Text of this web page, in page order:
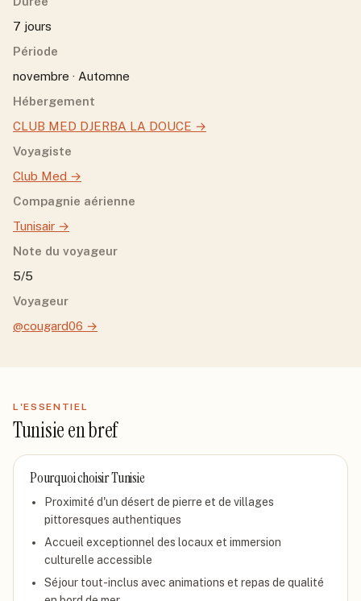
7 jours
Période
novembre · Automne
Hébergement
CLUB MED DJERBA LA DOUCE →
Voyagiste
Club Med →
Compagnie aérienne
Tunisair →
Note du voyageur
5/5
Voyageur
@cougard06 →
L'ESSENTIEL
Tunisieen bref
Pourquoi choisirTunisie
Proximité d'un désert de pierre et de villages
pittoresques authentiques
Accueil exceptionnel des locaux et immersion
culturelle accessible
Séjour tout-inclus avec animations et repas de qualité